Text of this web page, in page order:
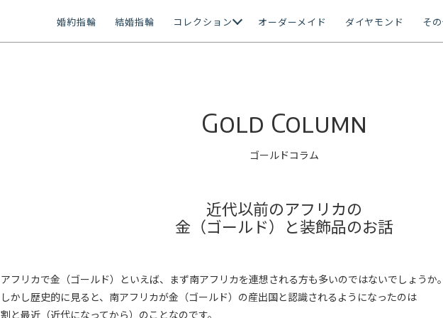
婚約指輪 結婚指輪 コレクション オーダーメイド ダイヤモンド そ
ゴールドコラム
Gold Column
近代以前のアフリカの
金（ゴールド）と装飾品のお話
アフリカで金（ゴールド）といえば、まず南アフリカを連想される方も多いのではないでしょうか。
しかし歴史的に見ると、南アフリカが金（ゴールド）の産出国と認識されるようになったのは
割と最近（近代になってから）のことなのです。